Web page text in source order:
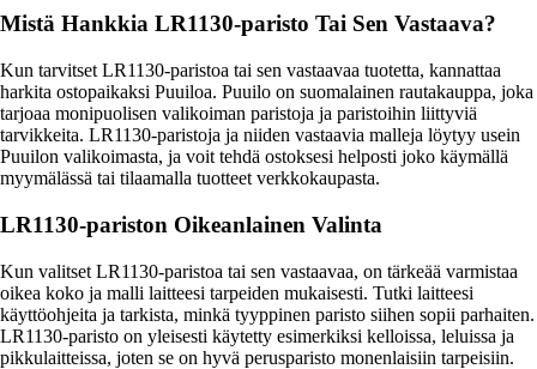
Mistä Hankkia LR1130-paristo Tai Sen Vastaava?
Kun tarvitset LR1130-paristoa tai sen vastaavaa tuotetta, kannattaa
harkita ostopaikaksi Puuiloa. Puuilo on suomalainen rautakauppa, joka
tarjoaa monipuolisen valikoiman paristoja ja paristoihin liittyviä
tarvikkeita. LR1130-paristoja ja niiden vastaavia malleja löytyy usein
Puuilon valikoimasta, ja voit tehdä ostoksesi helposti joko käymällä
myymälässä tai tilaamalla tuotteet verkkokaupasta.
LR1130-pariston Oikeanlainen Valinta
Kun valitset LR1130-paristoa tai sen vastaavaa, on tärkeää varmistaa
oikea koko ja malli laitteesi tarpeiden mukaisesti. Tutki laitteesi
käyttöohjeita ja tarkista, minkä tyyppinen paristo siihen sopii parhaiten.
LR1130-paristo on yleisesti käytetty esimerkiksi kelloissa, leluissa ja
pikkulaitteissa, joten se on hyvä perusparisto monenlaisiin tarpeisiin.